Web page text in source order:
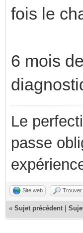
fois le
6 mois
Le
passe
Site web Trouver
« Sujet précédent